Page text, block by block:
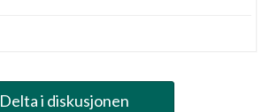
Delta i diskusjonen